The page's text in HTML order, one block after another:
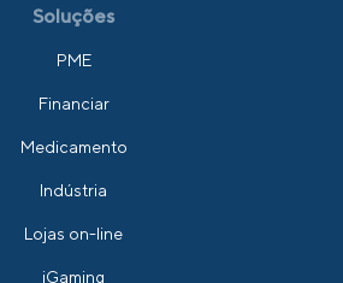
Soluções
PME
Financiar
Medicamento
Indústria
Lojas on-line
iGaming